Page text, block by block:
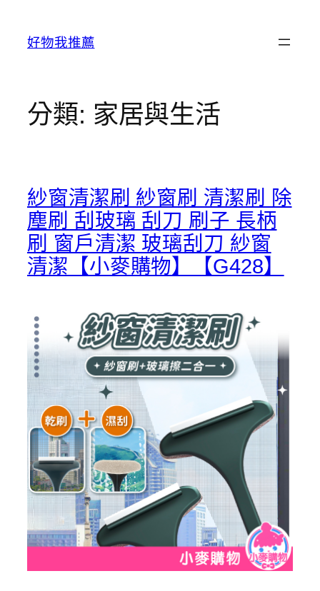
好物我推薦
分類: 家居與生活
紗窗清潔刷 紗窗刷 清潔刷 除
塵刷 刮玻璃 刮刀 刷子 長柄
刷 窗戶清潔 玻璃刮刀 紗窗
清潔【小麥購物】【G428】